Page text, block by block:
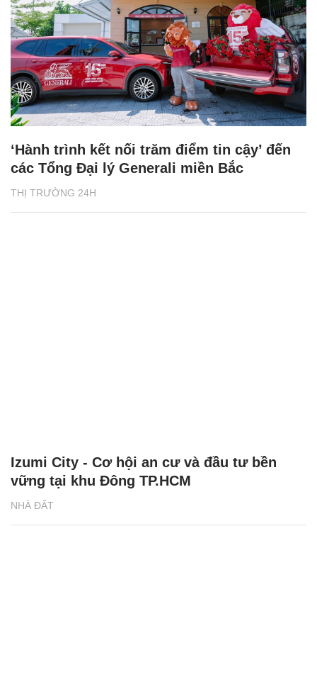
THỊ TRƯỜNG 24H
‘Hành trình kết nối trăm điểm tin cậy’ đến
các Tổng Đại lý Generali miền Bắc
NHÀ ĐẤT
Izumi City - Cơ hội an cư và đầu tư bền
vững tại khu Đông TP.HCM